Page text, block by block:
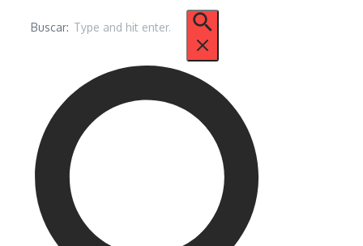
Buscar: